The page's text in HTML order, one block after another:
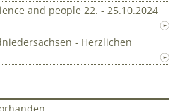
and people 22. - 25.10.2024
- Herzlichen